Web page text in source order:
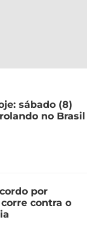
sábado (8)
no Brasil
por
contra o